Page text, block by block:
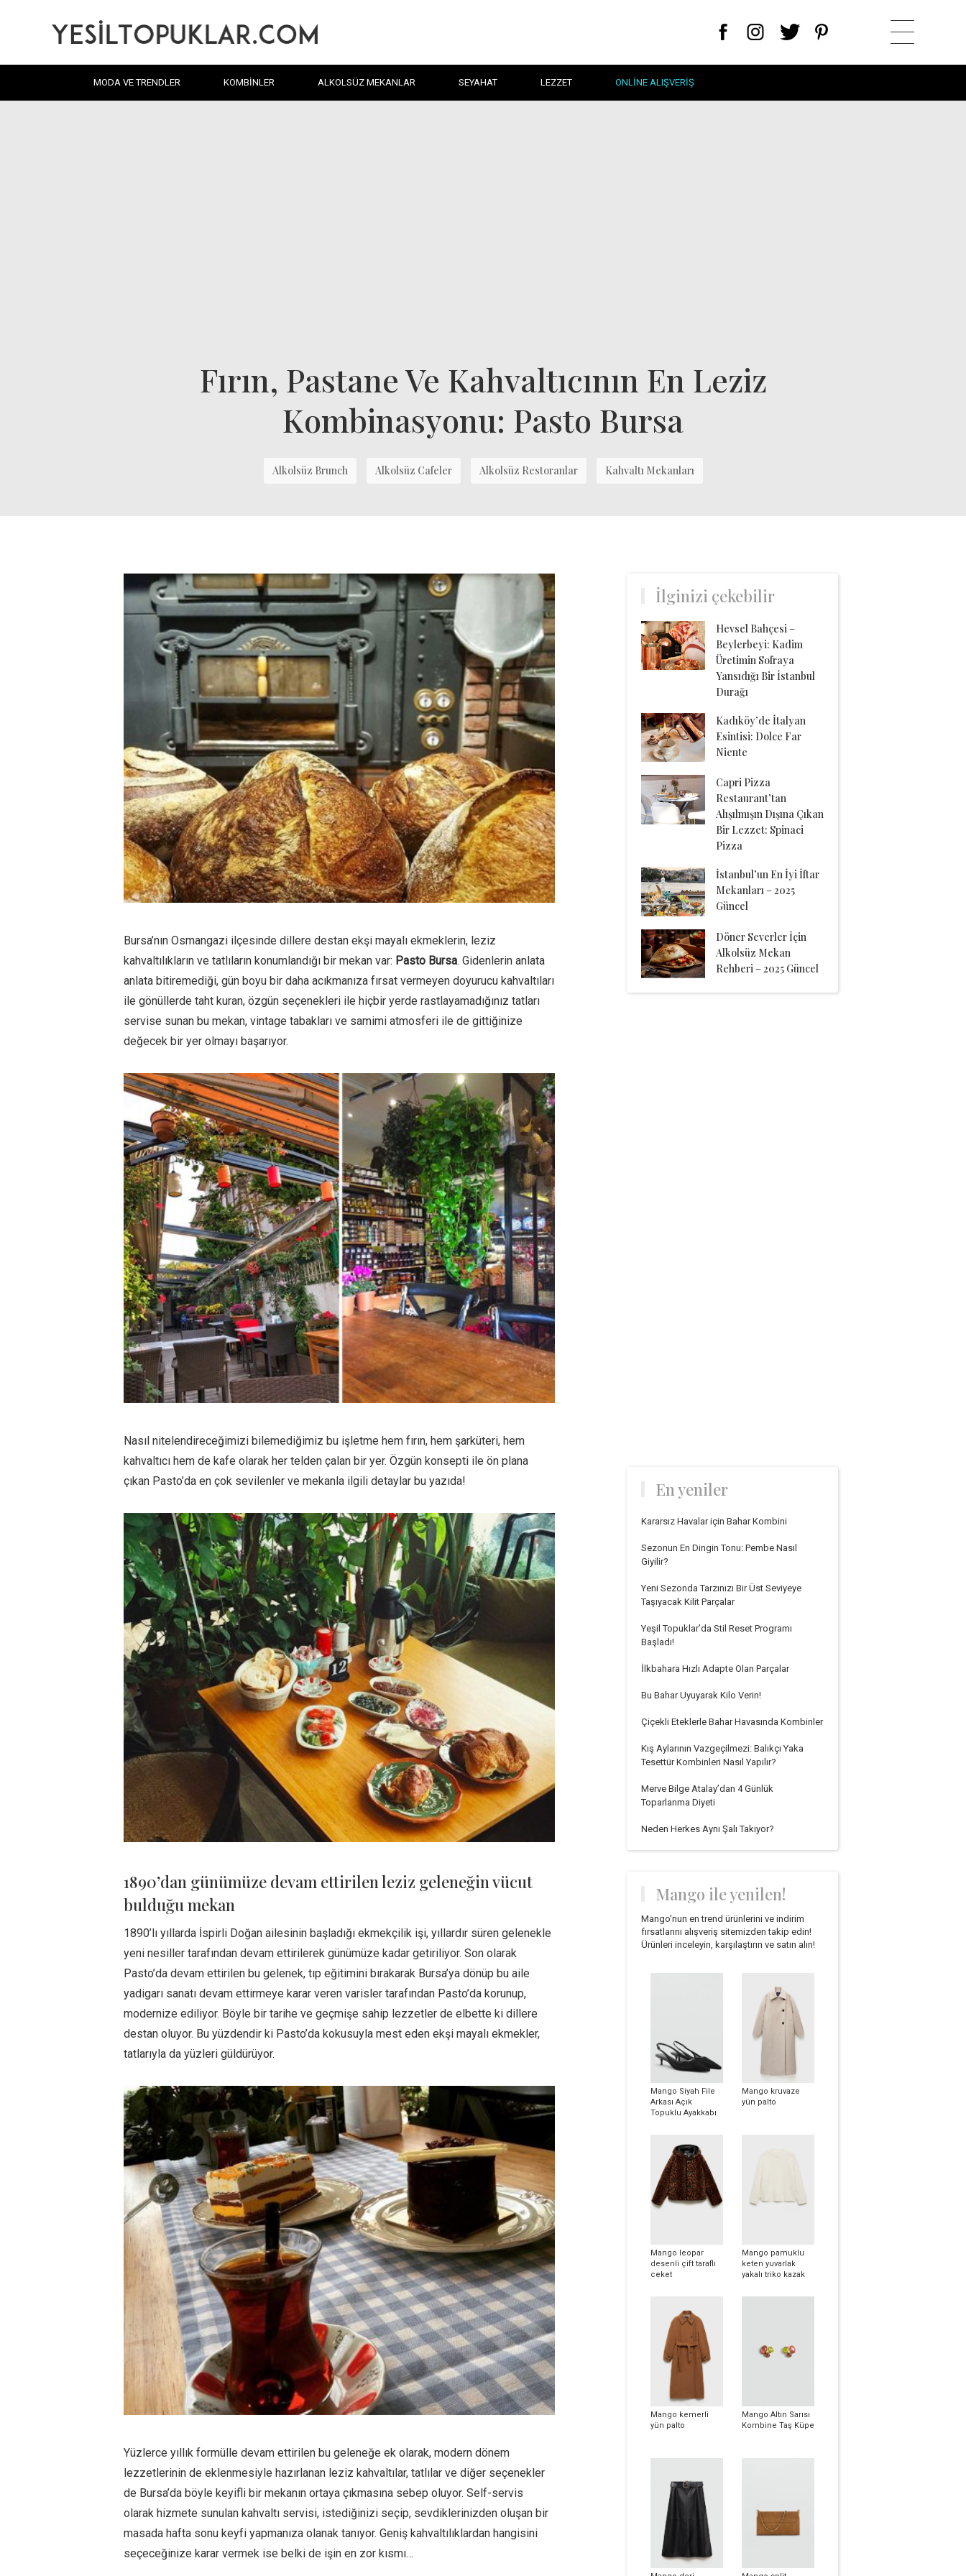
MODA VE TRENDLER KOMBINLER ALKOLSÜZ MEKANLAR SEYAHAT LEZZET ONLINE ALIŞVERIŞ
Fırın, Pastane Ve Kahvaltıcının En Leziz
Kombinasyonu: Pasto Bursa
Alkolsüz Brunch Alkolsüz Cafeler Alkolsüz Restoranlar Kahvaltı Mekanları
Bursa’nın Osmangazi ilçesinde dillere destan ekşi mayalı ekmeklerin, leziz
kahvaltılıkların ve tatlıların konumlandığı bir mekan var: Pasto Bursa. Gidenlerin anlata
anlata bitiremediği, gün boyu bir daha acıkmanıza fırsat vermeyen doyurucu kahvaltıları
ile gönüllerde taht kuran, özgün seçenekleri ile hiçbir yerde rastlayamadığınız tatları
servise sunan bu mekan, vintage tabakları ve samimi atmosferi ile de gittiğinize
değecek bir yer olmayı başarıyor.
Nasıl nitelendireceğimizi bilemediğimiz bu işletme hem fırın, hem şarküteri, hem
kahvaltıcı hem de kafe olarak her telden çalan bir yer. Özgün konsepti ile ön plana
çıkan Pasto’da en çok sevilenler ve mekanla ilgili detaylar bu yazıda!
1890’dan günümüze devam ettirilen leziz geleneğin vücut
bulduğu mekan
1890’lı yıllarda İspirli Doğan ailesinin başladığı ekmekçilik işi, yıllardır süren gelenekle
yeni nesiller tarafından devam ettirilerek günümüze kadar getiriliyor. Son olarak
Pasto’da devam ettirilen bu gelenek, tıp eğitimini bırakarak Bursa’ya dönüp bu aile
yadigarı sanatı devam ettirmeye karar veren varisler tarafından Pasto’da korunup,
modernize ediliyor. Böyle bir tarihe ve geçmişe sahip lezzetler de elbette ki dillere
destan oluyor. Bu yüzdendir ki Pasto’da kokusuyla mest eden ekşi mayalı ekmekler,
tatlarıyla da yüzleri güldürüyor.
Yüzlerce yıllık formülle devam ettirilen bu geleneğe ek olarak, modern dönem
lezzetlerinin de eklenmesiyle hazırlanan leziz kahvaltılar, tatlılar ve diğer seçenekler
de Bursa’da böyle keyifli bir mekanın ortaya çıkmasına sebep oluyor. Self-servis
olarak hizmete sunulan kahvaltı servisi, istediğinizi seçip, sevdiklerinizden oluşan bir
masada hafta sonu keyfi yapmanıza olanak tanıyor. Geniş kahvaltılıklardan hangisini
seçeceğinize karar vermek ise belki de işin en zor kısmı…
İlginizi çekebilir
Hevsel Bahçesi –
Beylerbeyi: Kadim
Üretimin Sofraya
Yansıdığı Bir İstanbul
Durağı
Kadıköy’de İtalyan
Esintisi: Dolce Far
Niente
Capri Pizza
Restaurant’tan
Alışılmışın Dışına Çıkan
Bir Lezzet: Spinaci
Pizza
İstanbul’un En İyi İftar
Mekanları – 2025
Güncel
Döner Severler İçin
Alkolsüz Mekan
Rehberi – 2025 Güncel
En yeniler
Kararsız Havalar için Bahar Kombini
Sezonun En Dingin Tonu: Pembe Nasıl
Giyilir?
Yeni Sezonda Tarzınızı Bir Üst Seviyeye
Taşıyacak Kilit Parçalar
Yeşil Topuklar’da Stil Reset Programı
Başladı!
İlkbahara Hızlı Adapte Olan Parçalar
Bu Bahar Uyuyarak Kilo Verin!
Çiçekli Eteklerle Bahar Havasında Kombinler
Kış Aylarının Vazgeçilmezi: Balıkçı Yaka
Tesettür Kombinleri Nasıl Yapılır?
Merve Bilge Atalay’dan 4 Günlük
Toparlanma Diyeti
Neden Herkes Aynı Şalı Takıyor?
Mango ile yenilen!
Mango'nun en trend ürünlerini ve indirim
fırsatlarını alışveriş sitemizden takip edin!
Ürünleri inceleyin, karşılaştırın ve satın alın!
Mango Siyah File
Arkası Açık
Topuklu Ayakkabı
Mango kruvaze
yün palto
Mango leopar
desenli çift taraflı
ceket
Mango pamuklu
keten yuvarlak
yakalı triko kazak
Mango kemerli
yün palto
Mango Altın Sarısı
Kombine Taş Küpe